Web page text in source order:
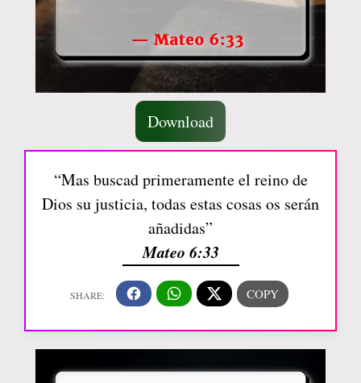
Download
“Mas buscad primeramente el reino de
Dios su justicia, todas estas cosas os serán
añadidas”
Mateo 6:33